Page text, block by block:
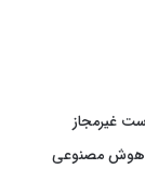
غیرمجاز
هوش مصنوعی